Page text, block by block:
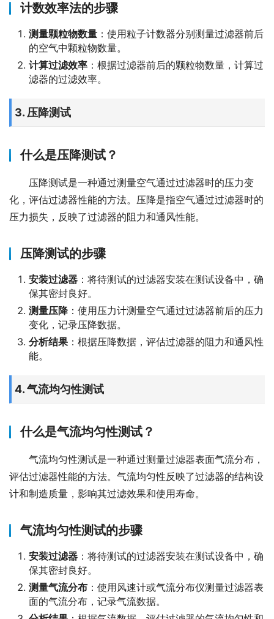
计数效率法的步骤
测量颗粒物数量 ：使用粒子计数器分别测量过滤器前后
的空气中颗粒物数量。
计算过滤效率 ：根据过滤器前后的颗粒物数量，计算过
滤器的过滤效率。
3. 压降测试
什么是压降测试？
压降测试是一种通过测量空气通过过滤器时的压力变
化，评估过滤器性能的方法。压降是指空气通过过滤器时的
压力损失，反映了过滤器的阻力和通风性能。
压降测试的步骤
安装过滤器 ：将待测试的过滤器安装在测试设备中，确
保其密封良好。
测量压降 ：使用压力计测量空气通过过滤器前后的压力
变化，记录压降数据。
分析结果 ：根据压降数据，评估过滤器的阻力和通风性
能。
4. 气流均匀性测试
什么是气流均匀性测试？
气流均匀性测试是一种通过测量过滤器表面气流分布，
评估过滤器性能的方法。气流均匀性反映了过滤器的结构设
计和制造质量，影响其过滤效果和使用寿命。
气流均匀性测试的步骤
安装过滤器 ：将待测试的过滤器安装在测试设备中，确
保其密封良好。
测量气流分布 ：使用风速计或气流分布仪测量过滤器表
面的气流分布，记录气流数据。